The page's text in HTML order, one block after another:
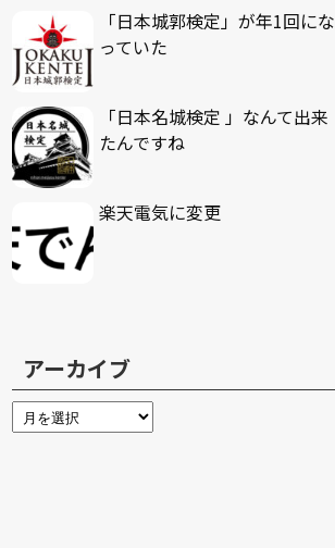
「日本城郭検定」が年1回にな
っていた
「日本名城検定 」なんて出来
たんですね
楽天電気に変更
アーカイブ